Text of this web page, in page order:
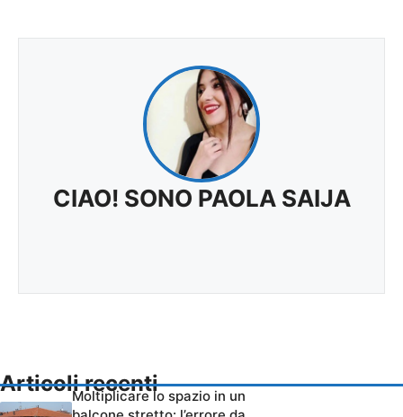
CIAO! SONO PAOLA SAIJA
Articoli recenti
Moltiplicare lo spazio in un